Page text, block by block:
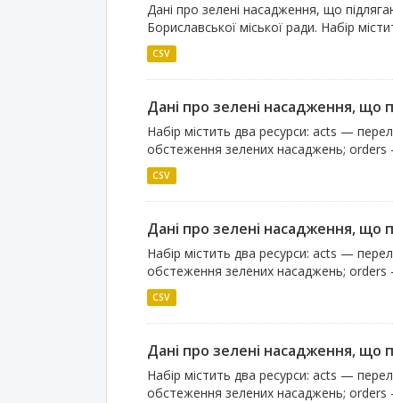
Дані про зелені насадження, що
Бориславської міської ради. Набір
CSV
Дані про зелені насадження, що
Набір містить два ресурси: acts —
обстеження зелених насаджень; orders
CSV
Дані про зелені насадження, що
Набір містить два ресурси: acts —
обстеження зелених насаджень; orders
CSV
Дані про зелені насадження, що
Набір містить два ресурси: acts —
обстеження зелених насаджень; orders